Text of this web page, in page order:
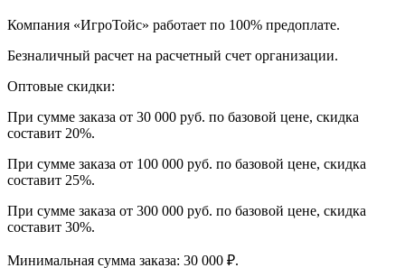
Компания «ИгроТойс» работает по 100% предоплате.
Безналичный расчет на расчетный счет организации.
Оптовые скидки:
При сумме заказа от 30 000 руб. по базовой цене, скидка
составит 20%.
При сумме заказа от 100 000 руб. по базовой цене, скидка
составит 25%.
При сумме заказа от 300 000 руб. по базовой цене, скидка
составит 30%.
Минимальная сумма заказа: 30 000 ₽.